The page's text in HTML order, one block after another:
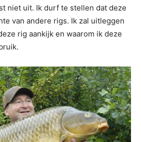
niet uit. Ik durf te stellen dat deze
van andere rigs. Ik zal uitleggen
rig aankijk en waarom ik deze